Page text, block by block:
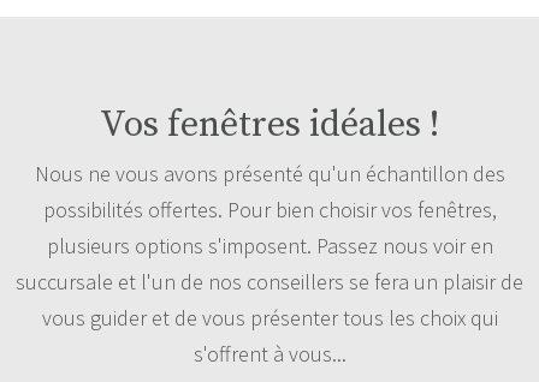
Vos fenêtres idéales !
Nous ne vous avons présenté qu'un échantillon des
possibilités offertes. Pour bien choisir vos fenêtres,
plusieurs options s'imposent. Passez nous voir en
succursale et l'un de nos conseillers se fera un plaisir de
vous guider et de vous présenter tous les choix qui
s'offrent à vous...